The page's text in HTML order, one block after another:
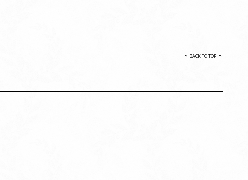
BACK TO TOP